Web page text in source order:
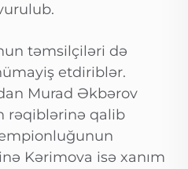
təmsilçiləri də
etdiriblər.
Murad Əkbərov
rəqiblərinə qalib
Kərimova isə xanım